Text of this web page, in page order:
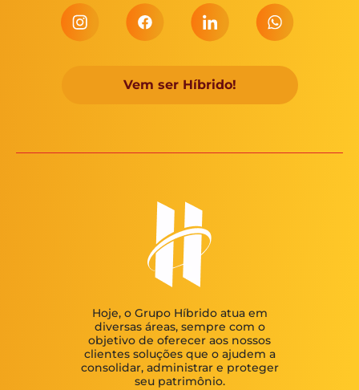
Vem ser Híbrido!
Hoje, o Grupo Híbrido atua em
diversas áreas, sempre com o
objetivo de oferecer aos nossos
clientes soluções que o ajudem a
consolidar, administrar e proteger
seu patrimônio.